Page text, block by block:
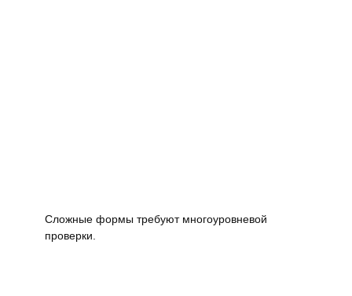
Сложные формы требуют многоуровневой
проверки.